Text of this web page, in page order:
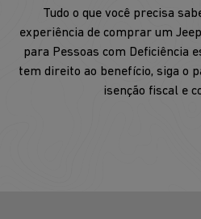
Tudo o que você precisa
experiência de comprar um
para Pessoas com Deficiência
tem direito ao benefício, siga o
isenção fiscal e